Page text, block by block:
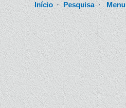
Início·Pesquisa·Menu